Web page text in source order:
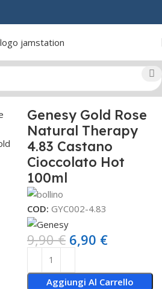
ROSE
Genesy Gold Rose
Natural Therapy
4.83 Castano
Cioccolato Hot
100ml
COD: GYC002-4.83
9,90€ 6,90 €
Aggiungi Al Carrello